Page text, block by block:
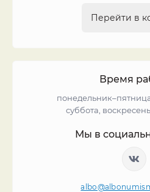
Перейти в
Время
понедельник–пятница
суббота,
Мы в